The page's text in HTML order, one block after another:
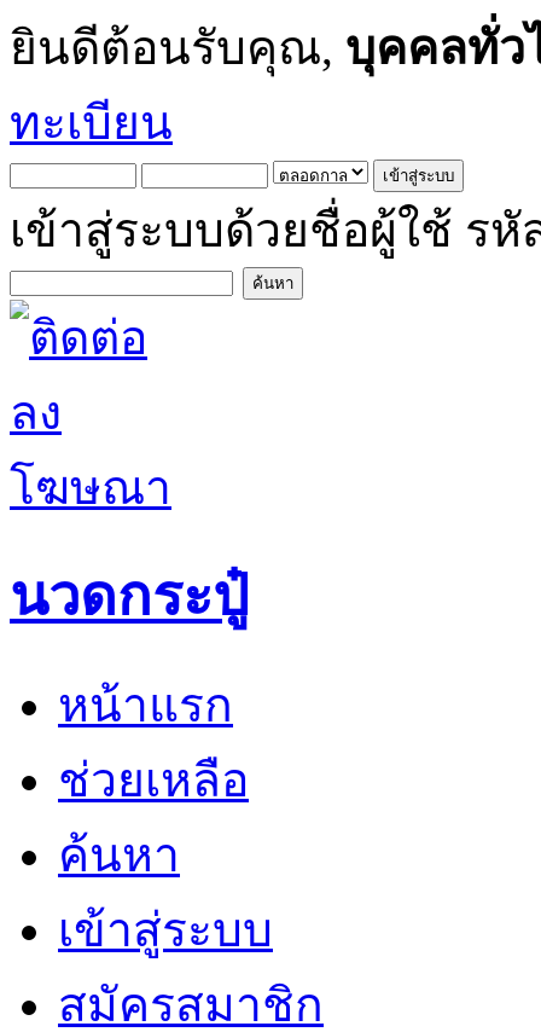
ยินดีต้อนรับคุณ, บุคคลทั่ว
ทะเบียน
เข้าสู่ระบบด้วยชื่อผู้ใช้ รหั
นวดกระปู๋
หน้าแรก
ช่วยเหลือ
ค้นหา
เข้าสู่ระบบ
สมัครสมาชิก